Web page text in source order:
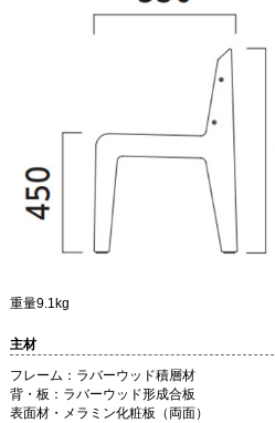
重量9.1kg
主材
フレーム：ラバーウッド積層材
背・板：ラバーウッド形成合板
表面材・メラミン化粧板（両面）